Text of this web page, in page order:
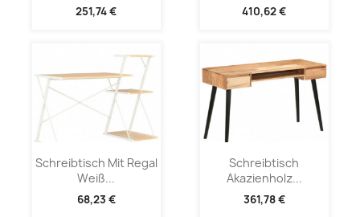
251,74 € 410,62 €
Schreibtisch Mit Regal
Weiß...
68,23 €
Schreibtisch
Akazienholz...
361,78 €